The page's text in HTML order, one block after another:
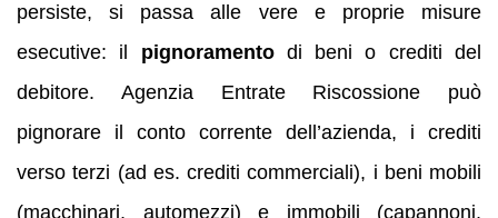
persiste, si passa alle vere e proprie misure
esecutive: il pignoramentodi beni o crediti del
debitore. Agenzia Entrate Riscossione può
pignorare il conto corrente dell’azienda, i crediti
verso terzi (ad es. crediti commerciali), i beni mobili
(macchinari, automezzi) e immobili (capannoni,